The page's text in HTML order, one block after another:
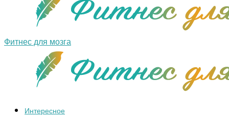
Фитнес для мозга
Интересное